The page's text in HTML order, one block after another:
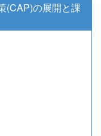
(CAP)の展開と課